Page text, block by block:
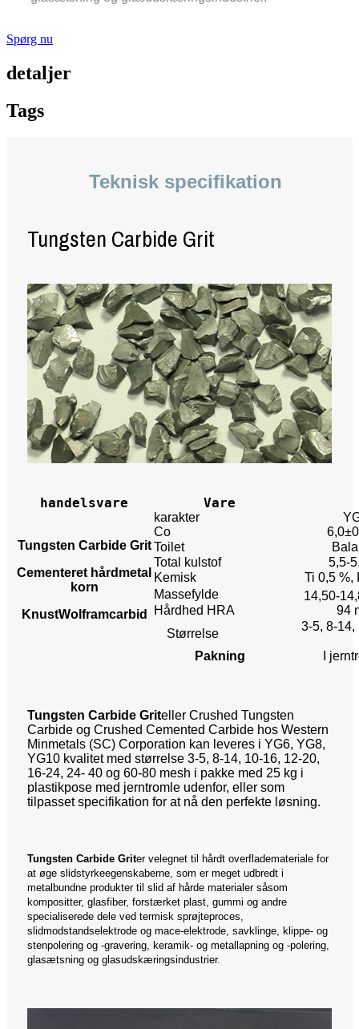
Spørg nu
detaljer
Tags
Teknisk specifikation
Tungsten Carbide Grit
handelsvare Vare
Tungsten Carbide Grit
Cementeret hårdmetal
korn
KnustWolframcarbid
karakter
Co
Toilet
Total kulstof
5,5-
Kemisk
Ti 0,5 %,
Massefylde
14,50-
Hårdhed HRA
94
Størrelse
3-5, 8-14,
Pakning I
Tungsten Carbide Griteller Crushed Tungsten
Carbide og Crushed Cemented Carbide hos Western
Minmetals (SC) Corporation kan leveres i YG6, YG8,
YG10 kvalitet med størrelse 3-5, 8-14, 10-16, 12-20,
16-24, 24- 40 og 60-80 mesh i pakke med 25 kg i
plastikpose med jerntromle udenfor, eller som
tilpasset specifikation for at nå den perfekte løsning.
Tungsten Carbide Griter velegnet til hårdt overflademateriale for
at øge slidstyrkeegenskaberne, som er meget udbredt i
metalbundne produkter til slid af hårde materialer såsom
kompositter, glasfiber, forstærket plast, gummi og andre
specialiserede dele ved termisk sprøjteproces,
slidmodstandselektrode og mace-elektrode, savklinge, klippe- og
stenpolering og -gravering, keramik- og metallapning og -polering,
glasætsning og glasudskæringsindustrier.